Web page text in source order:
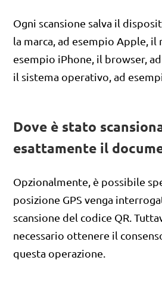
Ogni scansione salva il
la marca, ad esempio Apple, il
esempio iPhone, il browser,
il sistema operativo, ad
Dove è stato
esattamente il
Opzionalmente, è possibile
posizione GPS venga
scansione del codice QR.
necessario ottenere il
questa operazione.